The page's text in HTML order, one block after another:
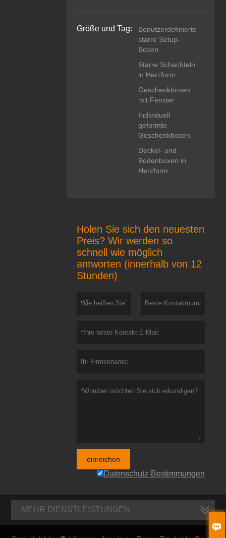

Größe und Tag:
Benutzerdefinierte
starre Setup-
Boxen
Starre Schachteln
in Herzform
Geschenkboxen
mit Fenster
Individuell
geformte
Geschenkboxen
Deckel- und
Bodenboxen in
Herzform
Holen Sie sich den neuesten
Preis? Wir werden so
schnell wie möglich
antworten (innerhalb von 12
Stunden)
einreichen
Datenschutz-Bestimmungen
MEHR DIENSTLEISTUNGEN